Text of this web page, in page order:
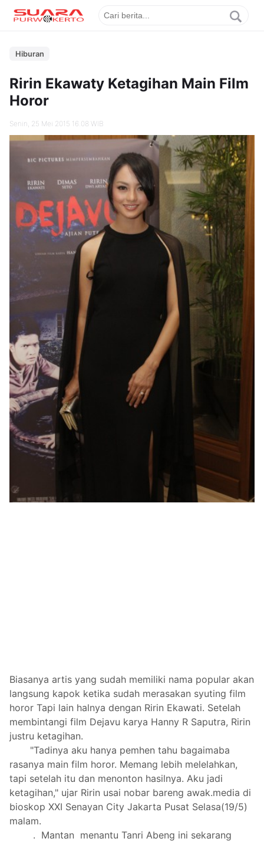
Hiburan
Ririn Ekawaty Ketagihan Main Film
Horor
Senin, 25 Mei 2015 16.08 WIB
Biasanya artis yang sudah memiliki nama popular akan
langsung kapok ketika sudah merasakan syuting film
horor Tapi lain halnya dengan Ririn Ekawati. Setelah
membintangi film Dejavu karya Hanny R Saputra, Ririn
justru ketagihan.
"Tadinya aku hanya pemhen tahu bagaimaba
rasanya main film horor. Memang lebih melelahkan,
tapi setelah itu dan menonton hasilnya. Aku jadi
ketagihan," ujar Ririn usai nobar bareng awak.media di
bioskop XXI Senayan City Jakarta Pusat Selasa(19/5)
malam.
. Mantan menantu Tanri Abeng ini sekarang